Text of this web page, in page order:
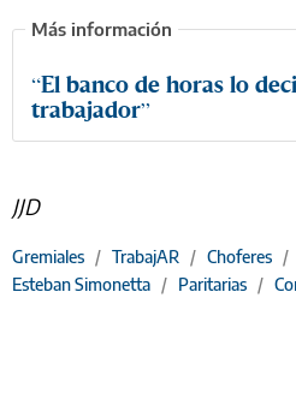
“El banco de horas lo
trabajador”
JJD
Gremiales / TrabajAR / Choferes /
Esteban Simonetta / Paritarias /